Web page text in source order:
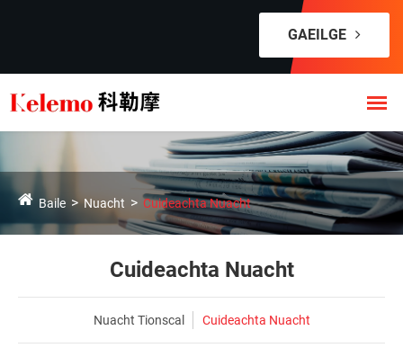
GAEILGE
Baile Nuacht Cuideachta Nuacht
Cuideachta Nuacht
Nuacht Tionscal Cuideachta Nuacht